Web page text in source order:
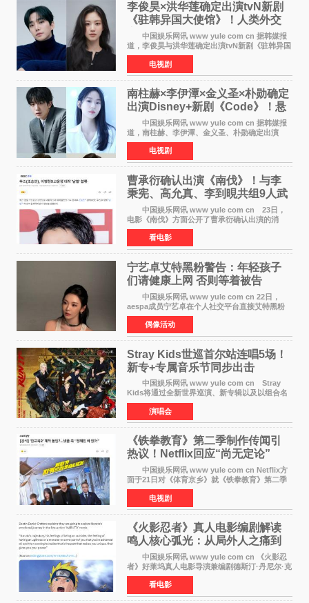
李俊昊×洪华莲确定出演tvN新剧
《驻韩异国大使馆》！人类外交
官与“龙”大使的奇幻
中国娱乐网讯 www yule com cn 据韩媒报
道，李俊昊与洪华莲确定出演tvN新剧《驻韩异国
大使馆》，分别担任男女主角，引发期待。
该剧讲述了一位因管理驻韩异国大使馆（负责管
理居住在大韩
电视剧
南柱赫×李伊潭×金义圣×朴勋确定
出演Disney+新剧《Code》！悬
疑犯罪惊悚明年上线
中国娱乐网讯 www yule com cn 据韩媒报
道，南柱赫、李伊潭、金义圣、朴勋确定出演
Disney+新剧《Code》，该剧预计将于明年播
出，引发高度关注。 本剧改编自同名人气台
剧，讲述了一位往来
电视剧
曹承衍确认出演《南伐》！与李
秉宪、高允真、李到晛共组9人武
士团
中国娱乐网讯 www yule com cn 23日，
电影《南伐》方面公开了曹承衍确认出演的消
息。通过歌手活动展现出独特色彩的曹承衍将在
片中饰演拥有出色弓箭技术的弓箭手，他将在这
一历史动作大片中展
看电影
宁艺卓艾特黑粉警告：年轻孩子
们​请健康上网 否则等着被告
中国娱乐网讯 www yule com cn 22日，
aespa成员宁艺卓在个人社交平台直接艾特黑粉
账号，正面喊话回应长期以来的恶意攻击，引发
广泛关注。 宁艺卓在文中表示，自己早已注
意到部分网友持续
偶像活动
Stray Kids世巡首尔站连唱5场！
新专+专属音乐节同步出击
中国娱乐网讯 www yule com cn Stray
Kids将通过全新世界巡演、新专辑以及以组合名
义打造的专属音乐节等一系列全球活动，开启事
业发展的全新篇章。 Stray Kids将于7月25日
至26日、29日
演唱会
《铁拳教育》第二季制作传闻引
热议！Netflix回应“尚无定论”
中国娱乐网讯 www yule com cn Netflix方
面于21日对《体育京乡》就《铁拳教育》第二季
制作传闻划清界限，表示尚无定论。然而，业界
却有传闻称已就《铁拳教育》第二季的制作展开
了讨论——《
电视剧
《火影忍者》真人电影编剧解读
鸣人核心弧光：从局外人之痛到
自我觉醒
中国娱乐网讯 www yule com cn 《火影忍
者》好莱坞真人电影导演兼编剧德斯汀·丹尼尔·克
雷顿近日在采访中分享了对主角鸣人成长弧光的
理解，透露电影将深入探索鸣人作为局外人的情
感历程。
看电影